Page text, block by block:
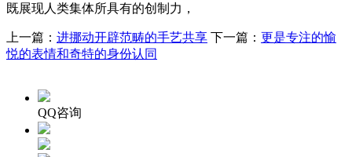
既展现人类集体所具有的创制力，
上一篇： 进挪动开辟范畴的手艺共享 下一篇： 更是专注的愉
悦的表情和奇特的身份认同
QQ咨询